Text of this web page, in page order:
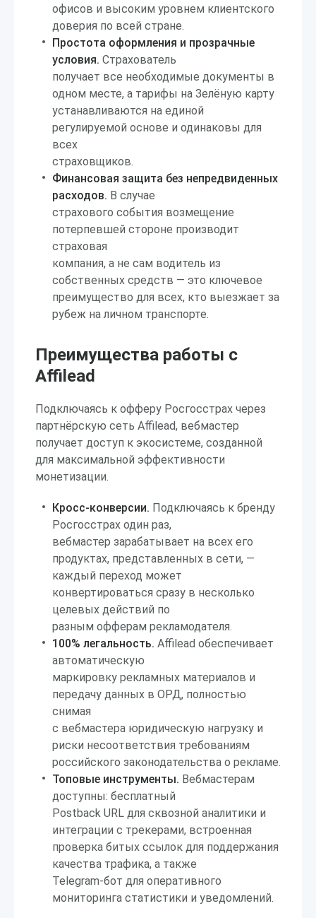
офисов и высоким уровнем клиентского
доверия по всей стране.
Простота оформления и прозрачные
условия. Страхователь
получает все необходимые документы в
одном месте, а тарифы на Зелёную карту
устанавливаются на единой
регулируемой основе и одинаковы для
всех
страховщиков.
Финансовая защита без непредвиденных
расходов. В случае
страхового события возмещение
потерпевшей стороне производит
страховая
компания, а не сам водитель из
собственных средств — это ключевое
преимущество для всех, кто выезжает за
рубеж на личном транспорте.
Преимущества работы с
Affilead
Подключаясь к офферу Росгосстрах через
партнёрскую сеть Affilead, вебмастер
получает доступ к экосистеме, созданной
для максимальной эффективности
монетизации.
Кросс-конверсии. Подключаясь к бренду
Росгосстрах один раз,
вебмастер зарабатывает на всех его
продуктах, представленных в сети, —
каждый переход может
конвертироваться сразу в несколько
целевых действий по
разным офферам рекламодателя.
100% легальность. Affilead обеспечивает
автоматическую
маркировку рекламных материалов и
передачу данных в ОРД, полностью
снимая
с вебмастера юридическую нагрузку и
риски несоответствия требованиям
российского законодательства о рекламе.
Топовые инструменты. Вебмастерам
доступны: бесплатный
Postback URL для сквозной аналитики и
интеграции с трекерами, встроенная
проверка битых ссылок для поддержания
качества трафика, а также
Telegram-бот для оперативного
мониторинга статистики и уведомлений.